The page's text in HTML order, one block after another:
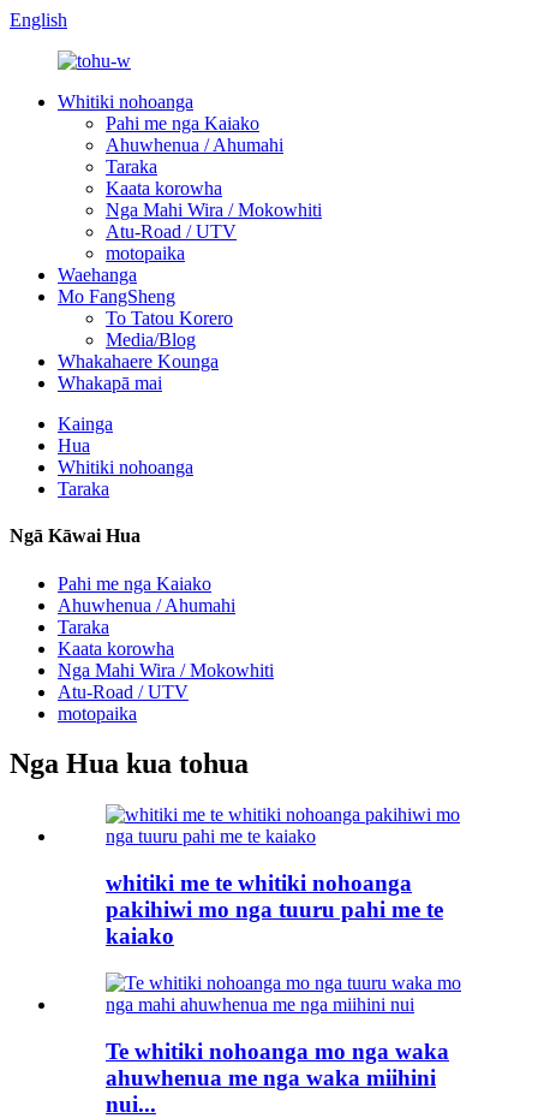
English
Whitiki nohoanga
Pahi me nga Kaiako
Ahuwhenua / Ahumahi
Taraka
Kaata korowha
Nga Mahi Wira / Mokowhiti
Atu-Road / UTV
motopaika
Waehanga
Mo FangSheng
To Tatou Korero
Media/Blog
Whakahaere Kounga
Whakapā mai
Kainga
Hua
Whitiki nohoanga
Taraka
Ngā Kāwai Hua
Pahi me nga Kaiako
Ahuwhenua / Ahumahi
Taraka
Kaata korowha
Nga Mahi Wira / Mokowhiti
Atu-Road / UTV
motopaika
Nga Hua kua tohua
whitiki me te whitiki nohoanga
pakihiwi mo nga tuuru pahi me te
kaiako
Te whitiki nohoanga mo nga waka
ahuwhenua me nga waka miihini
nui...